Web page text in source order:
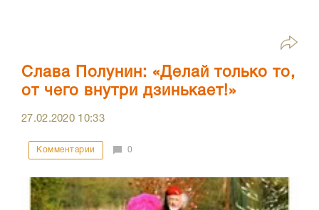
Слава Полунин: «Делай только то,
от чего внутри дзинькает!»
27.02.2020 10:33
Комментарии 0